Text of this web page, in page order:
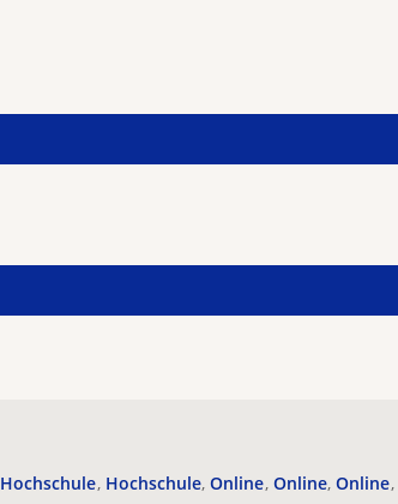
Hochschule Hochschule Online Online Online